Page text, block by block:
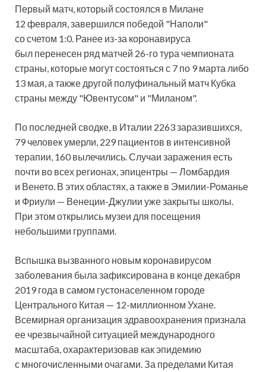
Первый матч, который состоялся в Милане
12 февраля, завершился победой "Наполи"
со счетом 1:0. Ранее из-за коронавируса
был перенесен ряд матчей 26-го тура чемпионата
страны, которые могут состояться с 7 по 9 марта либо
13 мая, а также другой полуфинальный матч Кубка
страны между "Ювентусом" и "Миланом".
По последней сводке, в Италии 2263 заразившихся,
79 человек умерли, 229 пациентов в интенсивной
терапии, 160 вылечились. Случаи заражения есть
почти во всех регионах, эпицентры — Ломбардия
и Венето. В этих областях, а также в Эмилии-Романье
и Фриули — Венеции-Джулии уже закрыты школы.
При этом открылись музеи для посещения
небольшими группами.
Вспышка вызванного новым коронавирусом
заболевания была зафиксирована в конце декабря
2019 года в самом густонаселенном городе
Центрального Китая — 12-миллионном Ухане.
Всемирная организация здравоохранения признала
ее чрезвычайной ситуацией международного
масштаба, охарактеризовав как эпидемию
с многочисленными очагами. За пределами Китая